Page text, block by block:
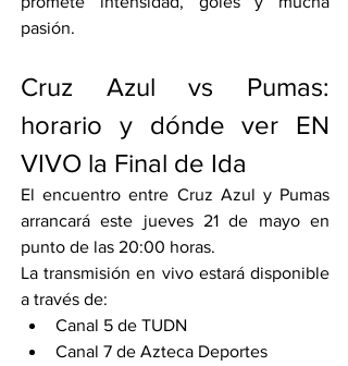
pasión.
Cruz Azul vs Pumas:
horario y dónde ver EN
VIVO la Final de Ida
El encuentro entre Cruz Azul y Pumas
arrancará este jueves 21 de mayo en
punto de las 20:00 horas.
La transmisión en vivo estará disponible
a través de:
Canal 5 de TUDN
Canal 7 de Azteca Deportes